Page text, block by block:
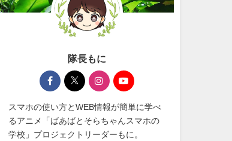
隊長もに
スマホの使い方とWEB情報が簡単に学べ
るアニメ「ばあばとそらちゃんスマホの
学校」プロジェクトリーダーもに。